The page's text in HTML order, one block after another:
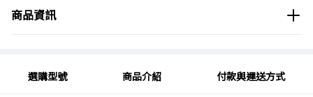
商品資訊
商品分類
選購型號
商品介紹 付款與運送方式